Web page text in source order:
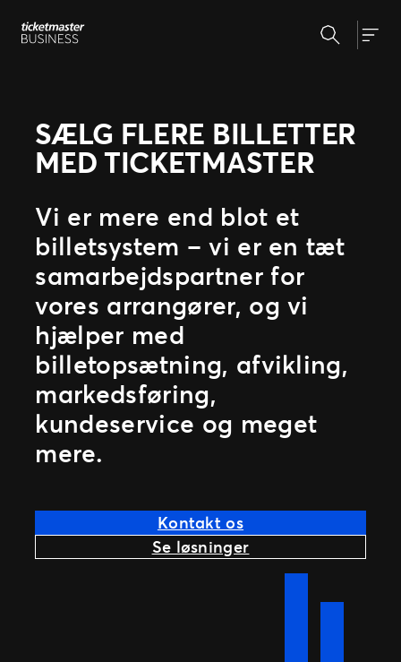
Spring
tilHvorfor Ticketmaster?
Kunderejsen
Billetsystem
Administrér events
Support
Presse
Billetsalg FAQ
Om os
Vores team
Vores arrangører
Vores historie
Allerede arrangør?
Kontraktformular
Guide til marketing
Linktool
Ticketmaster Gavekort
Søg
SÆLG FLERE BILLETTER
MED TICKETMASTER
Vi er mere end blot et
billetsystem – vi er en tæt
samarbejdspartner for
vores arrangører, og vi
hjælper med
billetopsætning, afvikling,
markedsføring,
kundeservice og meget
mere.
Kontakt os
Se løsninger